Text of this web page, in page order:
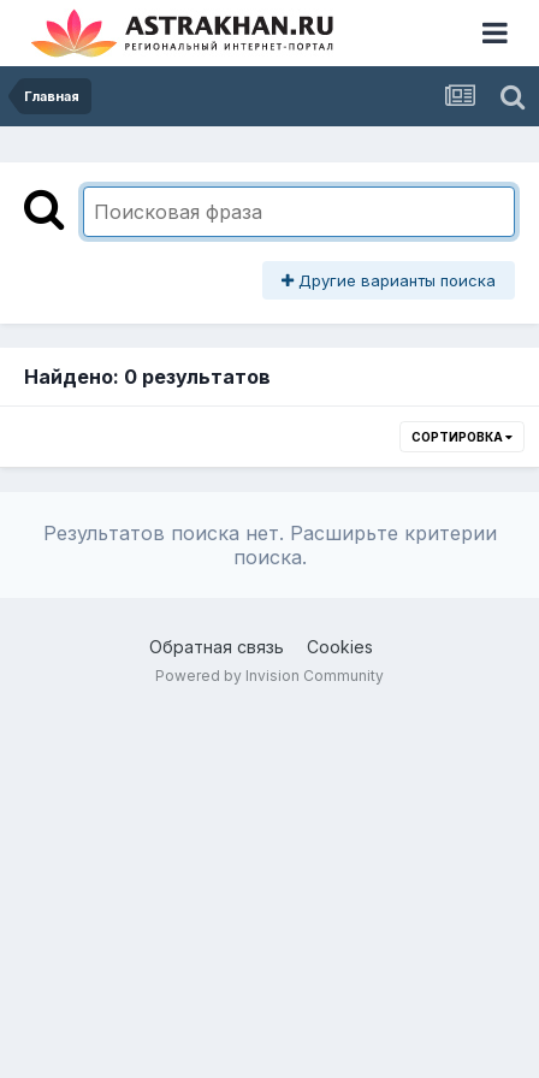
Главная
Другие варианты поиска
Найдено: 0 результатов
СОРТИРОВКА
Результатов поиска нет. Расширьте критерии
поиска.
Обратная связь Cookies
Powered by Invision Community